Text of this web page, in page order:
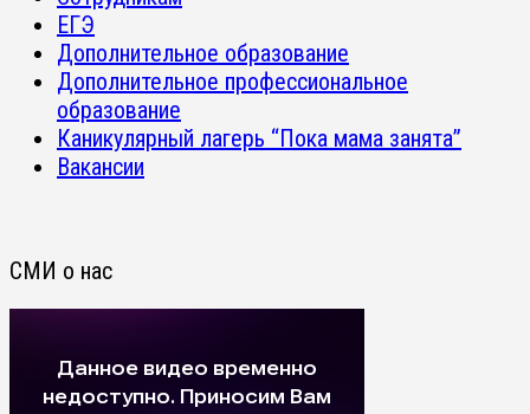
ЕГЭ
Дополнительное образование
Дополнительное профессиональное
образование
Каникулярный лагерь “Пока мама занята”
Вакансии
СМИ о нас